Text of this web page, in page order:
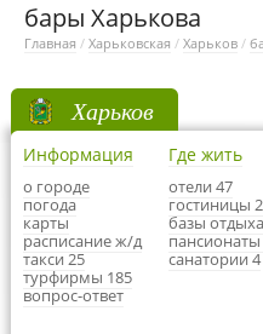
бары Харькова
Главная / Харьковская / Харьков /
Харьков
Информация
о городе
погода
карты
расписание ж/д
такси 25
турфирмы 185
вопрос-ответ
Где жить
отели 47
гостиницы
базы
пансионаты
санатории 4